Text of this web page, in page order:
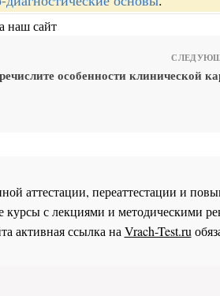
наш сайт
особенности клинической
аттестации, переаттестации и
с лекциями и методическими
активная ссылка наVrach-Test.ru